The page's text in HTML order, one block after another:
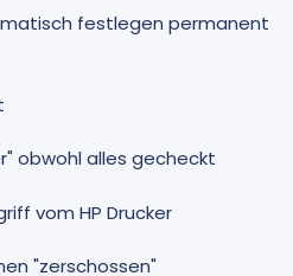
festlegen permanent
obwohl alles gecheckt
vom HP Drucker
"zerschossen"